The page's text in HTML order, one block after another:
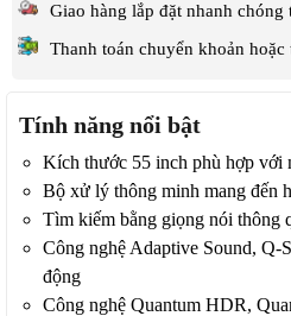
Giao hàng lắp đặt nhanh
Thanh toán chuyển khoản
Tính năng nổi bật
Kích thước 55 inch phù hợp với
Bộ xử lý thông minh mang đến
Tìm kiếm bằng giọng nói thông
Công nghệ Adaptive Sound, Q-
động
Công nghệ Quantum HDR,